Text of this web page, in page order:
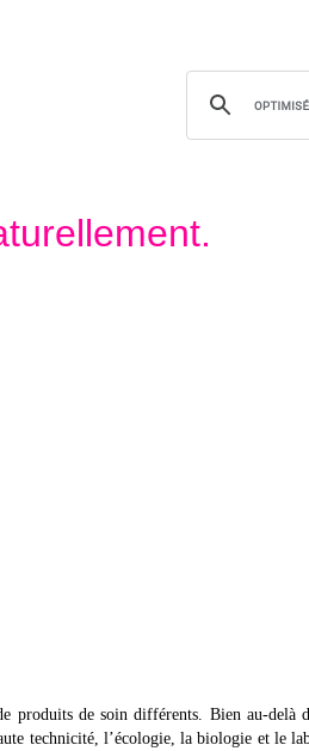
produits de soin différents. Bien au-delà
technicité, l’écologie, la biologie et le